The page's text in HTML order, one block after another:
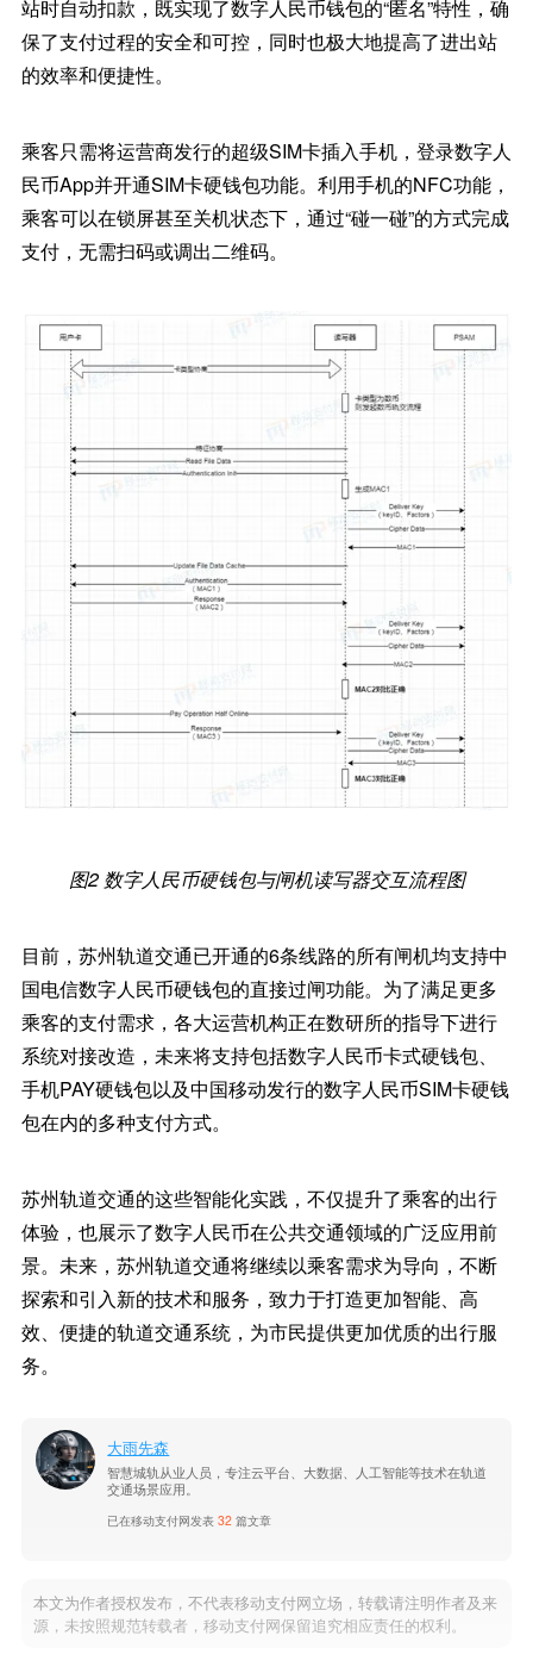
站时自动扣款，既实现了数字人民币钱包的“匿名”特性，确
保了支付过程的安全和可控，同时也极大地提高了进出站
的效率和便捷性。
乘客只需将运营商发行的超级SIM卡插入手机，登录数字人
民币App并开通SIM卡硬钱包功能。利用手机的NFC功能，
乘客可以在锁屏甚至关机状态下，通过“碰一碰”的方式完成
支付，无需扫码或调出二维码。
图2 数字人民币硬钱包与闸机读写器交互流程图
目前，苏州轨道交通已开通的6条线路的所有闸机均支持中
国电信数字人民币硬钱包的直接过闸功能。为了满足更多
乘客的支付需求，各大运营机构正在数研所的指导下进行
系统对接改造，未来将支持包括数字人民币卡式硬钱包、
手机PAY硬钱包以及中国移动发行的数字人民币SIM卡硬钱
包在内的多种支付方式。
苏州轨道交通的这些智能化实践，不仅提升了乘客的出行
体验，也展示了数字人民币在公共交通领域的广泛应用前
景。未来，苏州轨道交通将继续以乘客需求为导向，不断
探索和引入新的技术和服务，致力于打造更加智能、高
效、便捷的轨道交通系统，为市民提供更加优质的出行服
务。
大雨先森
智慧城轨从业人员，专注云平台、大数据、人工智能等技术在轨道
交通场景应用。
已在移动支付网发表32 篇文章
本文为作者授权发布，不代表移动支付网立场，转载请注明作者及来
源，未按照规范转载者，移动支付网保留追究相应责任的权利。